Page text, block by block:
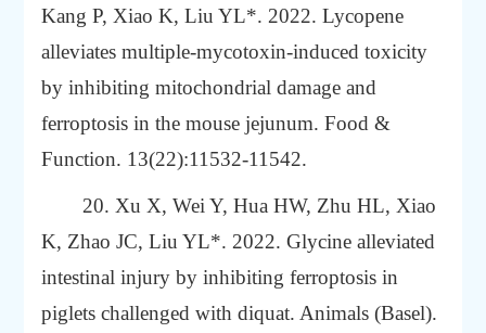
Kang P, Xiao K,Liu YL*. 2022. Lycopene
alleviates multiple-mycotoxin-induced toxicity
by inhibiting mitochondrial damage and
ferroptosis in the mouse jejunum. Food &
Function. 13(22):11532-11542.
20. Xu X, Wei Y, Hua HW, Zhu HL, Xiao
K, Zhao JC, Liu YL*. 2022. Glycine alleviated
intestinal injury by inhibiting ferroptosis in
piglets challenged with diquat. Animals (Basel).